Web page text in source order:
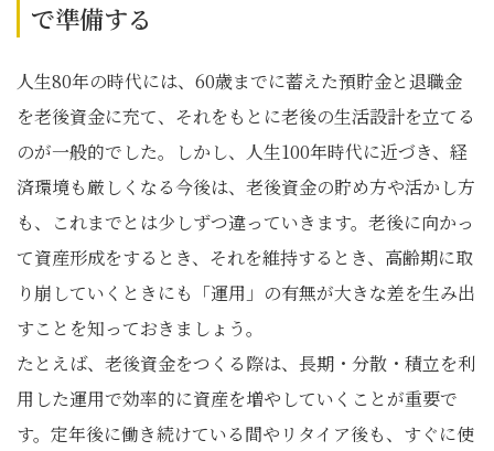
で準備する
人生80年の時代には、60歳までに蓄えた預貯金と退職金
を老後資金に充て、それをもとに老後の生活設計を立てる
のが一般的でした。しかし、人生100年時代に近づき、経
済環境も厳しくなる今後は、老後資金の貯め方や活かし方
も、これまでとは少しずつ違っていきます。老後に向かっ
て資産形成をするとき、それを維持するとき、高齢期に取
り崩していくときにも「運用」の有無が大きな差を生み出
すことを知っておきましょう。
たとえば、老後資金をつくる際は、長期・分散・積立を利
用した運用で効率的に資産を増やしていくことが重要で
す。定年後に働き続けている間やリタイア後も、すぐに使